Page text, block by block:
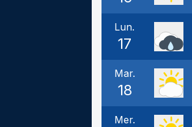
Lun.
17
Mar.
18
Mer.